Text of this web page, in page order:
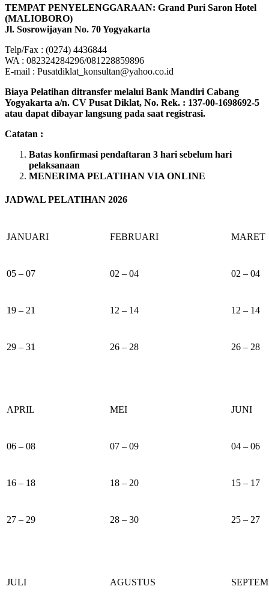
TEMPAT PENYELENGGARAAN: Grand Puri Saron Hotel
(MALIOBORO)
Jl. Sosrowijayan No. 70 Yogyakarta
Telp/Fax : (0274) 4436844
WA : 082324284296/081228859896
E-mail : Pusatdiklat_konsultan@yahoo.co.id
Biaya Pelatihan ditransfer melalui Bank Mandiri Cabang
Yogyakarta a/n. CV Pusat Diklat, No. Rek. : 137-00-1698692-5
atau dapat dibayar langsung pada saat registrasi.
Catatan :
Batas konfirmasi pendaftaran 3 hari sebelum hari
pelaksanaan
MENERIMA PELATIHAN VIA ONLINE
JADWAL PELATIHAN 2026
JANUARI FEBRUARI MARET
05 – 07 02 – 04 02 – 04
19 – 21 12 – 14 12 – 14
29 – 31 26 – 28 26 – 28
APRIL MEI JUNI
06 – 08 07 – 09 04 – 06
16 – 18 18 – 20 15 – 17
27 – 29 28 – 30 25 – 27
JULI AGUSTUS